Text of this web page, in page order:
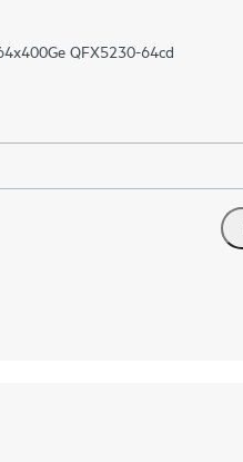
QFX5230-64cd